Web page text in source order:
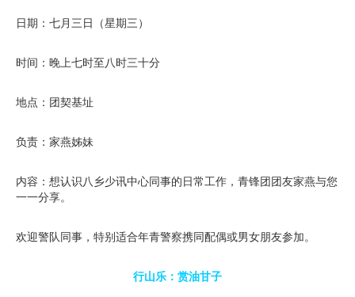
日期：七月三日（星期三）
时间：晚上七时至八时三十分
地点：团契基址
负责：家燕姊妹
内容：想认识八乡少讯中心同事的日常工作，青锋团团友家燕与您
一一分享。
欢迎警队同事，特别适合年青警察携同配偶或男女朋友参加。
行山乐：赏油甘子